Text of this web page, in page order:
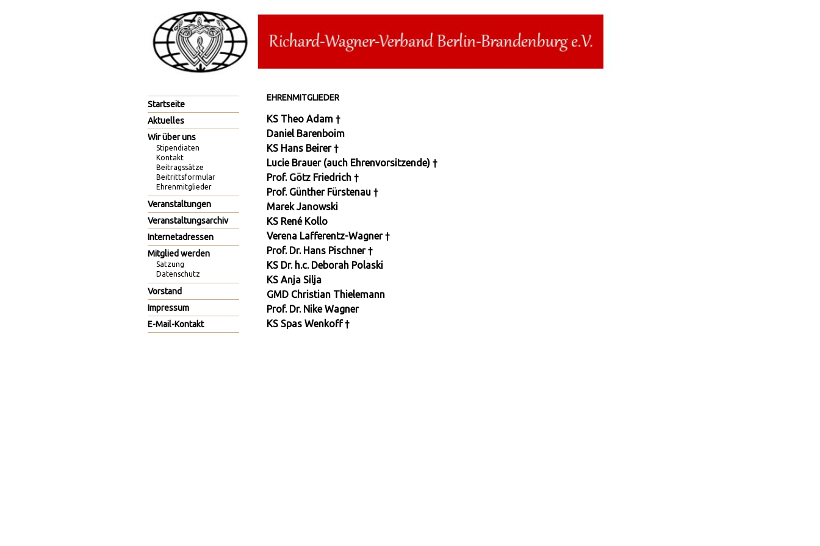
EHRENMITGLIEDER
KS Theo Adam †
Daniel Barenboim
KS Hans Beirer †
Lucie Brauer (auch Ehrenvorsitzende) †
Prof. Götz Friedrich †
Prof. Günther Fürstenau †
Marek Janowski
KS René Kollo
Verena Lafferentz-Wagner †
Prof. Dr. Hans Pischner †
KS Dr. h.c. Deborah Polaski
KS Anja Silja
GMD Christian Thielemann
Prof. Dr. Nike Wagner
KS Spas Wenkoff †
Skip
navigation
Startseite
Aktuelles
Wir über uns
Stipendiaten
Kontakt
Beitragssätze
Beitrittsformular
Ehrenmitglieder
Veranstaltungen
Veranstaltungsarchiv
Internetadressen
Mitglied werden
Satzung
Datenschutz
Vorstand
Impressum
E-Mail-Kontakt